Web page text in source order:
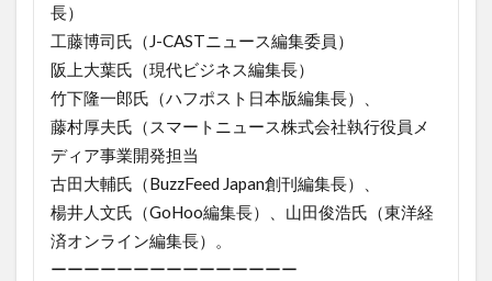
長）
工藤博司氏（J-CASTニュース編集委員）
阪上大葉氏（現代ビジネス編集長）
竹下隆一郎氏（ハフポスト日本版編集長）、
藤村厚夫氏（スマートニュース株式会社執行役員メ
ディア事業開発担当
古田大輔氏（BuzzFeed Japan創刊編集長）、
楊井人文氏（GoHoo編集長）、山田俊浩氏（東洋経
済オンライン編集長）。
ーーーーーーーーーーーーーーー